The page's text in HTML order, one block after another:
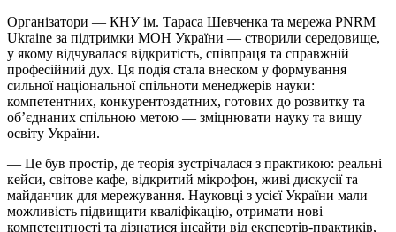
Організатори — КНУ ім. Тараса Шевченка та мережа PNRM
Ukraine за підтримки МОН України — створили середовище,
у якому відчувалася відкритість, співпраця та справжній
професійний дух. Ця подія стала внеском у формування
сильної національної спільноти менеджерів науки:
компетентних, конкурентоздатних, готових до розвитку та
об’єднаних спільною метою — зміцнювати науку та вищу
освіту України.
— Це був простір, де теорія зустрічалася з практикою: реальні
кейси, світове кафе, відкритий мікрофон, живі дискусії та
майданчик для мережування. Науковці з усієї України мали
можливість підвищити кваліфікацію, отримати нові
компетентності та дізнатися інсайти від експертів-практиків,